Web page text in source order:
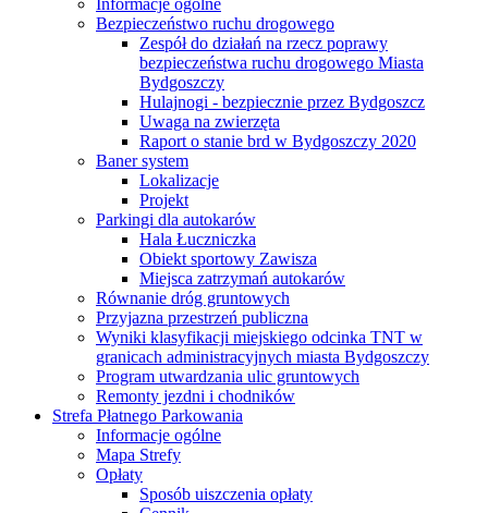
Bezpieczeństwo ruchu drogowego
Zespół do działań na rzecz poprawy
bezpieczeństwa ruchu drogowego Miasta
Bydgoszczy
Hulajnogi - bezpiecznie przez Bydgoszcz
Uwaga na zwierzęta
Raport o stanie brd w Bydgoszczy 2020
Baner system
Lokalizacje
Projekt
Parkingi dla autokarów
Hala Łuczniczka
Obiekt sportowy Zawisza
Miejsca zatrzymań autokarów
Równanie dróg gruntowych
Przyjazna przestrzeń publiczna
Wyniki klasyfikacji miejskiego odcinka TNT w
granicach administracyjnych miasta Bydgoszczy
Program utwardzania ulic gruntowych
Remonty jezdni i chodników
Strefa Płatnego Parkowania
Informacje ogólne
Mapa Strefy
Opłaty
Sposób uiszczenia opłaty